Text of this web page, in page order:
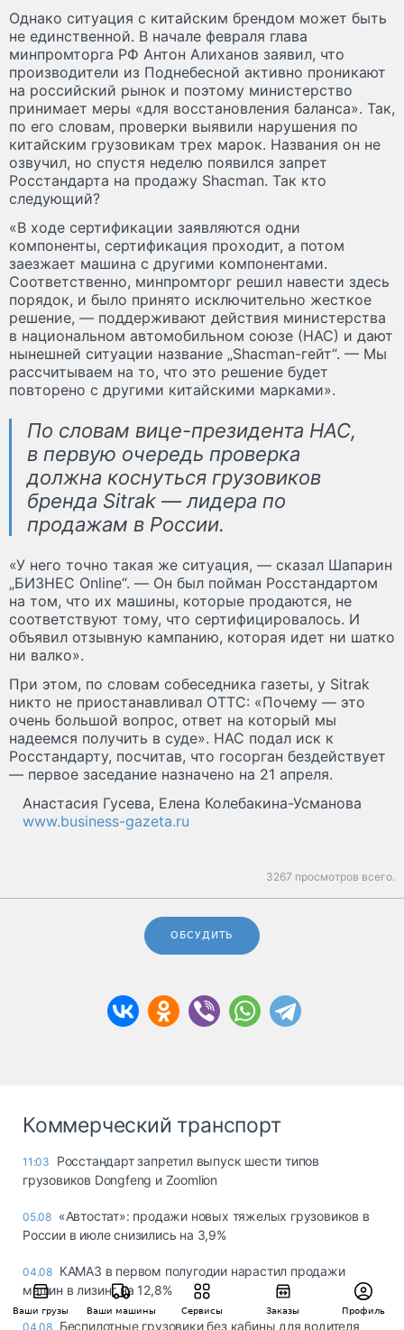
Ваши грузы Ваши машины Сервисы Заказы Профиль
Однако ситуация с китайским брендом может быть
не единственной. В начале февраля глава
минпромторга РФ Антон Алиханов заявил, что
производители из Поднебесной активно проникают
на российский рынок и поэтому министерство
принимает меры «для восстановления баланса». Так,
по его словам, проверки выявили нарушения по
китайским грузовикам трех марок. Названия он не
озвучил, но спустя неделю появился запрет
Росстандарта на продажу Shacman. Так кто
следующий?
«В ходе сертификации заявляются одни
компоненты, сертификация проходит, а потом
заезжает машина с другими компонентами.
Соответственно, минпромторг решил навести здесь
порядок, и было принято исключительно жесткое
решение, — поддерживают действия министерства
в национальном автомобильном союзе (НАС) и дают
нынешней ситуации название „Shacman-гейт“. — Мы
рассчитываем на то, что это решение будет
повторено с другими китайскими марками».
По словам вице-президента НАС,
в первую очередь проверка
должна коснуться грузовиков
бренда Sitrak — лидера по
продажам в России.
«У него точно такая же ситуация, — сказал Шапарин
„БИЗНЕС Online“. — Он был пойман Росстандартом
на том, что их машины, которые продаются, не
соответствуют тому, что сертифицировалось. И
объявил отзывную кампанию, которая идет ни шатко
ни валко».
При этом, по словам собеседника газеты, у Sitrak
никто не приостанавливал ОТТС: «Почему — это
очень большой вопрос, ответ на который мы
надеемся получить в суде». НАС подал иск к
Росстандарту, посчитав, что госорган бездействует
— первое заседание назначено на 21 апреля.
Анастасия Гусева, Елена Колебакина-Усманова
www.business-gazeta.ru
3267 просмотров всего.
ОБСУДИТЬ
Коммерческий транспорт
11:03
Росстандарт запретил выпуск шести типов
грузовиков Dongfeng и Zoomlion
05.08 «Автостат»: продажи новых тяжелых грузовиков в
России в июле снизились на 3,9%
04.08 КАМАЗ в первом полугодии нарастил продажи
машин в лизинг на 12,8%
04.08 Беспилотные грузовики без кабины для водителя